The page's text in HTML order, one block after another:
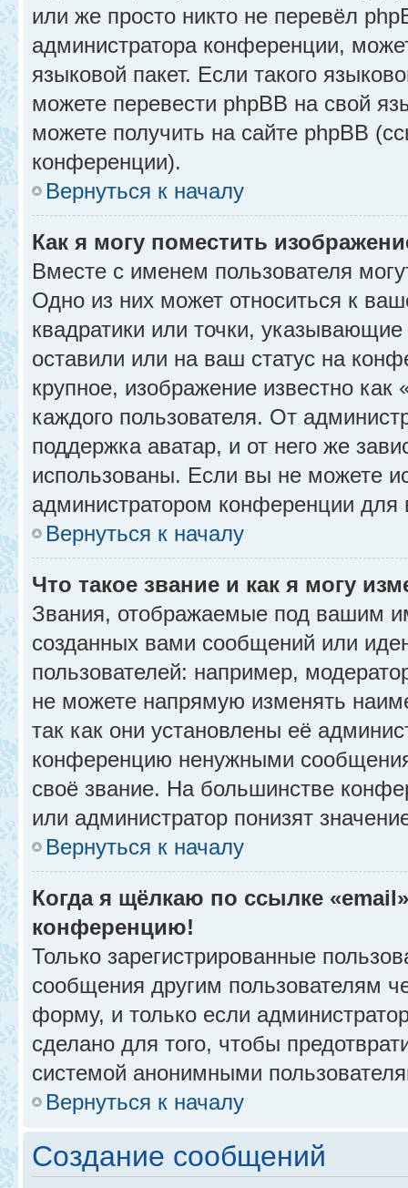
или же просто никто не перевёл
администратора конференции,
языковой пакет. Если такого
можете перевести phpBB на свой
можете получить на сайте phpBB
конференции).
Вернуться к началу
Как я могу поместить
Вместе с именем пользователя
Одно из них может относиться к
квадратики или точки,
оставили или на ваш статус на
крупное, изображение известно
каждого пользователя. От
поддержка аватар, и от него же
использованы. Если вы не можете
администратором конференции для
Вернуться к началу
Что такое звание и как я могу
Звания, отображаемые под вашим
созданных вами сообщений или
пользователей: например,
не можете напрямую изменять
так как они установлены её
конференцию ненужными
своё звание. На большинстве
или администратор понизят
Вернуться к началу
Когда я щёлкаю по ссылке
конференцию!
Только зарегистрированные
сообщения другим пользователям
форму, и только если
сделано для того, чтобы
системой анонимными
Вернуться к началу
Создание сообщений